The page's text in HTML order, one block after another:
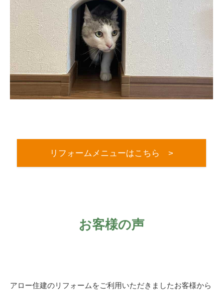
リフォームメニューはこちら >
お客様の声
アロー住建のリフォームをご利用いただきましたお客様から